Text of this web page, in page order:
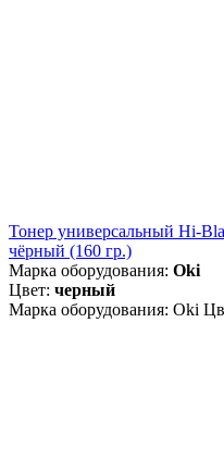
Тонер универсальный Hi-
чёрный (160 гр.)
Марка оборудования: Oki
Цвет: черный
Марка оборудования: Oki